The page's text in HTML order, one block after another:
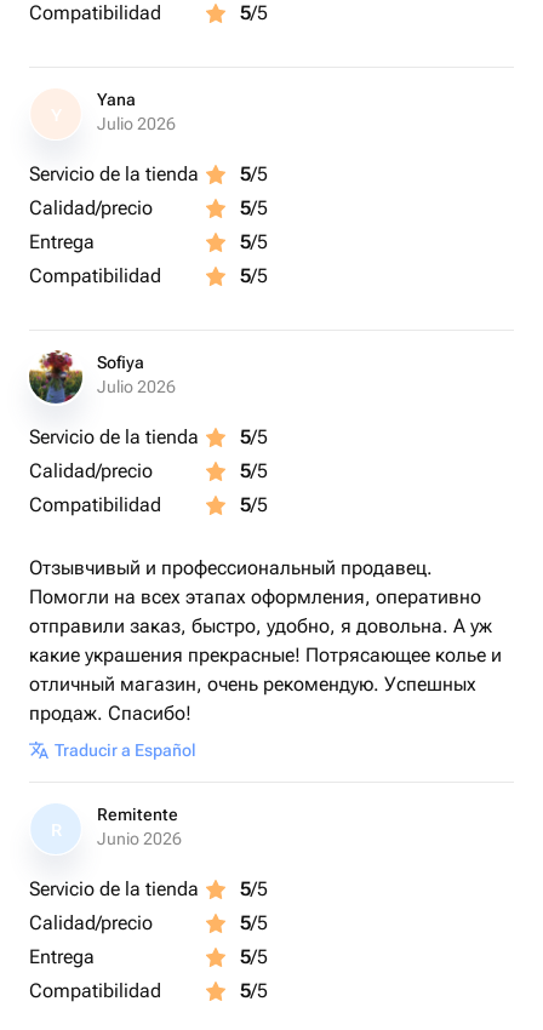
Compatibilidad
5/5
Y
Yana
Julio 2026
Servicio de la tienda 5/5
Calidad/precio
5/5
Entrega
5/5
Compatibilidad
5/5
Sofiya
Julio 2026
Servicio de la tienda 5/5
Calidad/precio
5/5
Compatibilidad
5/5
Отзывчивый и профессиональный продавец.
Помогли на всех этапах оформления, оперативно
отправили заказ, быстро, удобно, я довольна. А уж
какие украшения прекрасные! Потрясающее колье и
отличный магазин, очень рекомендую. Успешных
продаж. Спасибо!
Traducir a Español
R
Remitente
Junio 2026
Servicio de la tienda 5/5
Calidad/precio
5/5
Entrega
5/5
Compatibilidad
5/5